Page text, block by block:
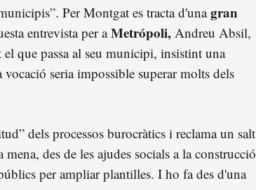
Per Montgat es tracta d'unagran
entrevista per aMetrópoli, Andreu Absil,
el que passa al seu municipi, insistint una
vocació seria impossible superar molts dels
dels processos burocràtics i reclama un salt
des de les ajudes socials a la construcció
per ampliar plantilles. I ho fa des d'una